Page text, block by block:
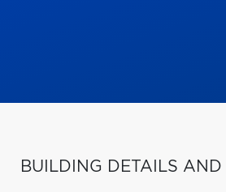
BUILDING DETAILS AND